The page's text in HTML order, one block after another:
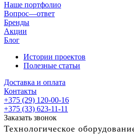
Наше портфолио
Вопрос—ответ
Бренды
Акции
Блог
Истории проектов
Полезные статьи
Доставка и оплата
Контакты
+375 (29) 120-00-16
+375 (33) 623-11-11
Заказать звонок
Технологическое